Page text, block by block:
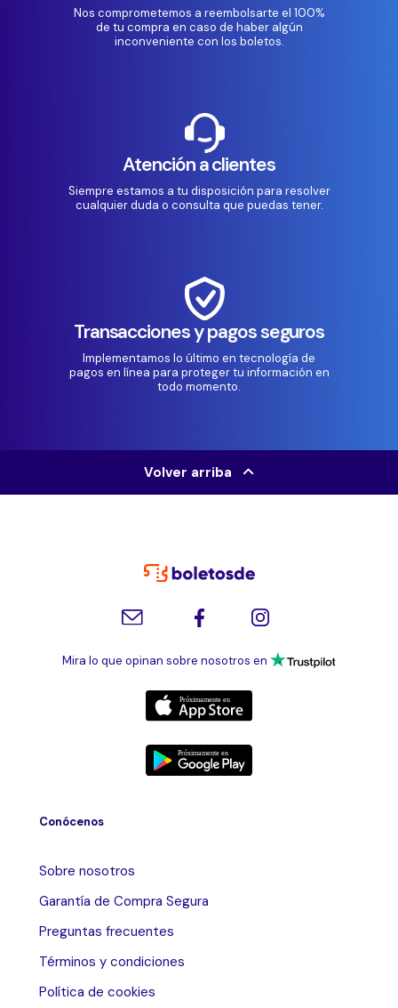
Nos comprometemos a reembolsarte el 100%
de tu compra en caso de haber algún
inconveniente con los boletos.
Atención a clientes
Siempre estamos a tu disposición para resolver
cualquier duda o consulta que puedas tener.
Transacciones y pagos seguros
Implementamos lo último en tecnología de
pagos en línea para proteger tu información en
todo momento.
Volver arriba
Mira lo que opinan sobre nosotros en
Conócenos
Sobre nosotros
Garantía de Compra Segura
Preguntas frecuentes
Términos y condiciones
Política de cookies